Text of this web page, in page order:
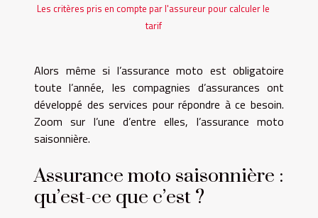
Les critères pris en compte par l'assureur pour calculer le
tarif
Alors même si l’assurance moto est obligatoire
toute l’année, les compagnies d’assurances ont
développé des services pour répondre à ce besoin.
Zoom sur l’une d’entre elles, l’assurance moto
saisonnière.
Assurance moto saisonnière :
qu’est-ce que c’est ?